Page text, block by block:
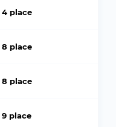
4 place
8 place
8 place
9 place